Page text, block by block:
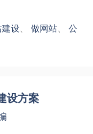
设、 做网站、 公
设方案